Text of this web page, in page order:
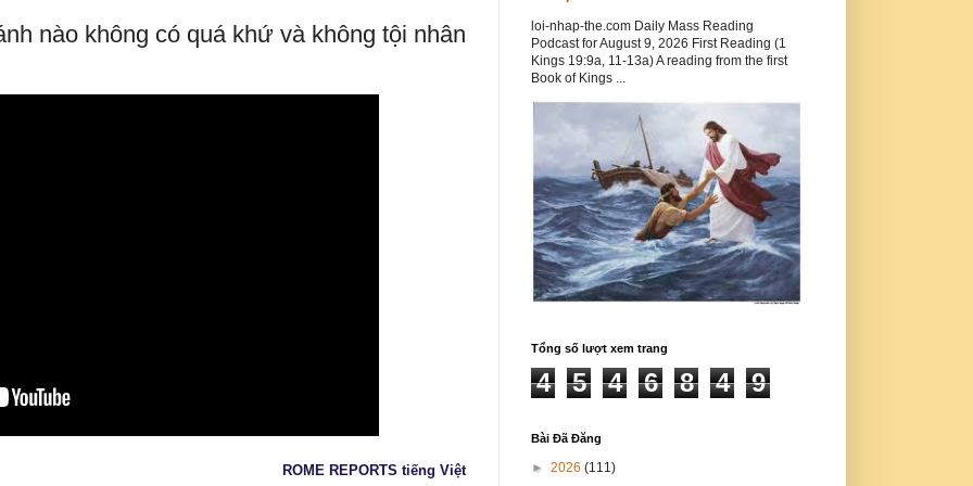
nào không có quá khứ và không tội nhân
ROME REPORTS tiếng Việt
loi-nhap-the.com Daily Mass Reading
Podcast for August 9, 2026 First Reading (1
Kings 19:9a, 11-13a) A reading from the first
Book of Kings ...
Tổng số lượt xem trang
4 5 4 6 8 4 9
Bài Đã Đăng
► 2026 (111)